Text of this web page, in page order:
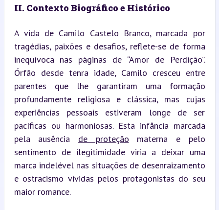
II. Contexto Biográfico e Histórico
A vida de Camilo Castelo Branco, marcada por
tragédias, paixões e desafios, reflete-se de forma
inequívoca nas páginas de “Amor de Perdição”.
Órfão desde tenra idade, Camilo cresceu entre
parentes que lhe garantiram uma formação
profundamente religiosa e clássica, mas cujas
experiências pessoais estiveram longe de ser
pacíficas ou harmoniosas. Esta infância marcada
pela ausência de proteção materna e pelo
sentimento de ilegitimidade viria a deixar uma
marca indelével nas situações de desenraizamento
e ostracismo vividas pelos protagonistas do seu
maior romance.